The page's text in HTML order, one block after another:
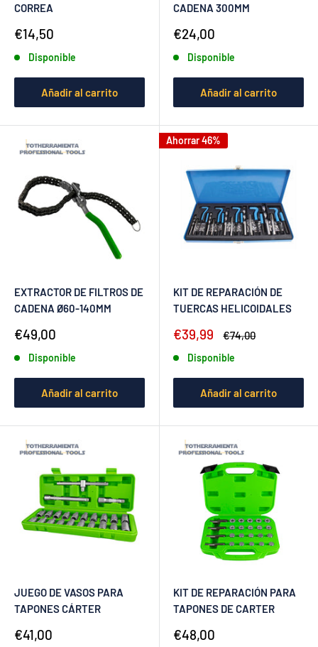
CORREA
Precio
venta
€14,50
Disponible
Añadir al carrito
CADENA 300MM
Precio
venta
€24,00
Disponible
Añadir al carrito
EXTRACTOR DE FILTROS DE
CADENA Ø60-140MM
Precio
venta
€49,00
Disponible
Añadir al carrito
Ahorrar 46%
KIT DE REPARACIÓN DE
TUERCAS HELICOIDALES
Precio
venta
€39,99
Precio
€74,00
Disponible
Añadir al carrito
JUEGO DE VASOS PARA
TAPONES CÁRTER
Precio
€41,00
KIT DE REPARACIÓN PARA
TAPONES DE CARTER
Precio
€48,00